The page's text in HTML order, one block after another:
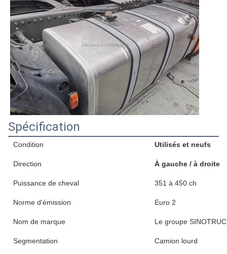
Spécification
Condition Utilisés et neufs
Direction À gauche / à droite
Puissance de cheval 351 à 450 ch
Norme d'émission Euro 2
Nom de marque Le groupe
Segmentation Camion lourd